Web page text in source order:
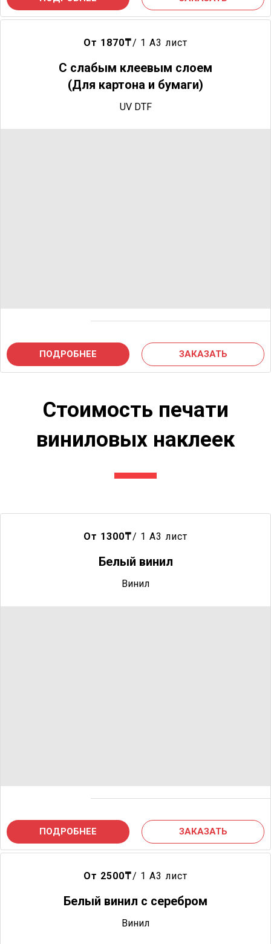
От 1870₸/ 1 A3 лист
С слабым клеевым слоем
(Для картона и бумаги)
UV DTF
ПОДРОБНЕЕ ЗАКАЗАТЬ
Стоимость печати
виниловых наклеек
От 1300₸/ 1 A3 лист
Белый винил
Винил
ПОДРОБНЕЕ ЗАКАЗАТЬ
От 2500₸/ 1 A3 лист
Белый винил с серебром
Винил